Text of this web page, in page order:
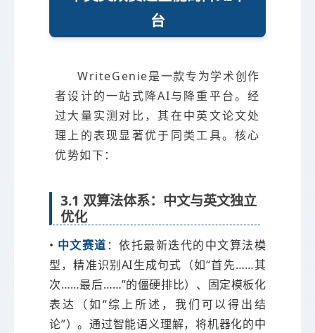
台
WriteGenie是一款专为学术创作
者设计的一站式降AI与降重平台。经
过大量实测对比，其在中英文论文处
理上的表现显著优于同类工具。核心
优势如下：
3.1 双算法体系：中文与英文独立
优化
• 中文赛道 ：依托最新迭代的中文算法模
型，精准识别AI生成句式（如“首先……其
次……最后……”的僵硬排比）、固定模板化
表达（如“综上所述，我们可以得出结
论”）。通过智能语义理解，将机器化的中